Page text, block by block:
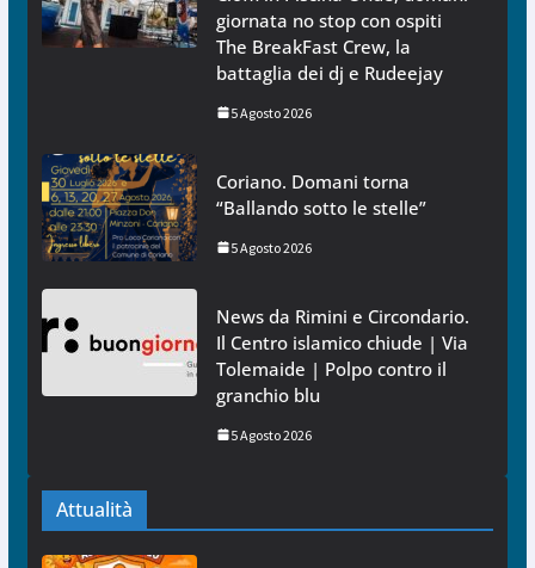
giornata no stop con ospiti
The BreakFast Crew, la
battaglia dei dj e Rudeejay
5 Agosto 2026
Coriano. Domani torna
“Ballando sotto le stelle”
5 Agosto 2026
News da Rimini e Circondario.
Il Centro islamico chiude | Via
Tolemaide | Polpo contro il
granchio blu
5 Agosto 2026
Attualità